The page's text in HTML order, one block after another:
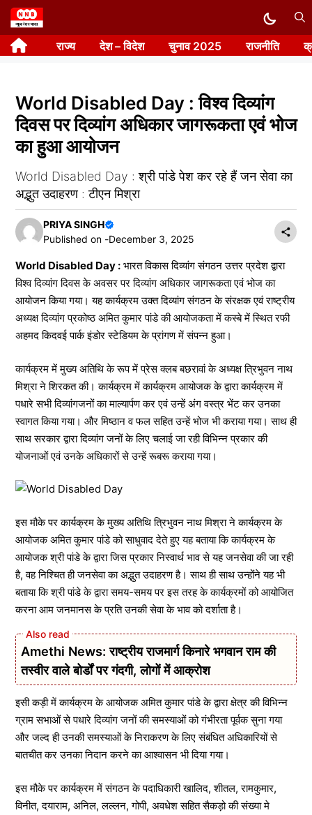
Skip
to
content राज्य देश – विदेश चुनाव 2025 राजनीति
World Disabled Day : विश्व दिव्यांग
दिवस पर दिव्यांग अधिकार जागरूकता एवं भोज
का हुआ आयोजन
World Disabled Day : श्री पांडे पेश कर रहे हैं जन सेवा का
अद्भुत उदाहरण : टीएन मिश्रा
PRIYA SINGH
Published on -December 3, 2025
World Disabled Day : भारत विकास दिव्यांग संगठन उत्तर प्रदेश द्वारा
विश्व दिव्यांग दिवस के अवसर पर दिव्यांग अधिकार जागरूकता एवं भोज का
आयोजन किया गया। यह कार्यक्रम उक्त दिव्यांग संगठन के संरक्षक एवं राष्ट्रीय
अध्यक्ष दिव्यांग प्रकोष्ठ अमित कुमार पांडे की आयोजकता में कस्बे में स्थित रफी
अहमद किदवई पार्क इंडोर स्टेडियम के प्रांगण में संपन्न हुआ।
कार्यक्रम में मुख्य अतिथि के रूप में प्रेस क्लब बछरावां के अध्यक्ष त्रिभुवन नाथ
मिश्रा ने शिरकत की। कार्यक्रम में कार्यक्रम आयोजक के द्वारा कार्यक्रम में
पधारे सभी दिव्यांगजनों का माल्यार्पण कर एवं उन्हें अंग वस्त्र भेंट कर उनका
स्वागत किया गया। और मिष्ठान व फल सहित उन्हें भोज भी कराया गया। साथ ही
साथ सरकार द्वारा दिव्यांग जनों के लिए चलाई जा रही विभिन्न प्रकार की
योजनाओं एवं उनके अधिकारों से उन्हें रूबरू कराया गया।
इस मौके पर कार्यक्रम के मुख्य अतिथि त्रिभुवन नाथ मिश्रा ने कार्यक्रम के
आयोजक अमित कुमार पांडे को साधुवाद देते हुए यह बताया कि कार्यक्रम के
आयोजक श्री पांडे के द्वारा जिस प्रकार निस्वार्थ भाव से यह जनसेवा की जा रही
है, वह निश्चित ही जनसेवा का अद्भुत उदाहरण है। साथ ही साथ उन्होंने यह भी
बताया कि श्री पांडे के द्वारा समय-समय पर इस तरह के कार्यक्रमों को आयोजित
करना आम जनमानस के प्रति उनकी सेवा के भाव को दर्शाता है।
Amethi News: राष्ट्रीय राजमार्ग किनारे भगवान राम की
तस्वीर वाले बोर्डों पर गंदगी, लोगों में आक्रोश
इसी कड़ी में कार्यक्रम के आयोजक अमित कुमार पांडे के द्वारा क्षेत्र की विभिन्न
ग्राम सभाओं से पधारे दिव्यांग जनों की समस्याओं को गंभीरता पूर्वक सुना गया
और जल्द ही उनकी समस्याओं के निराकरण के लिए संबंधित अधिकारियों से
बातचीत कर उनका निदान करने का आश्वासन भी दिया गया।
इस मौके पर कार्यक्रम में संगठन के पदाधिकारी खालिद, शीतल, रामकुमार,
विनीत, दयाराम, अनिल, लल्लन, गोपी, अवधेश सहित सैकड़ो की संख्या मे